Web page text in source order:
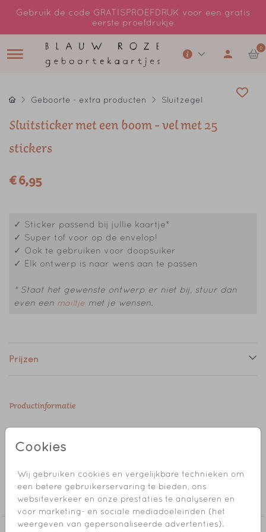
Gebruik de code GRATISPROEFDRUK voor een gratis
eerste proefdrukje
0
Cookies
Wij gebruiken cookies en vergelijkbare technieken om
een betere gebruikerservaring te bieden, ons
websiteverkeer en onze prestaties te analyseren en
voor marketing- en sociale mediadoeleinden (het
weergeven van gepersonaliseerde advertenties).
Geboorte - extra producten Sluitzegel
Sluitsticker met een boom - vel met 25
stickers
€ 6,95
✓ Sticker passend bij jullie kaartje*
✓ Super tof voor op de envelop!
✓ Ook te gebruiken voor doopsuiker
✓ Elk ontwerp is naar wens aan te passen
* Staat het gewenste ontwerp er niet bij, stuur dan
even een mailtje met je wensen.
Prijzen
Productinformatie
Sluitsticker met een boom.
Collectie
Sluitzegel